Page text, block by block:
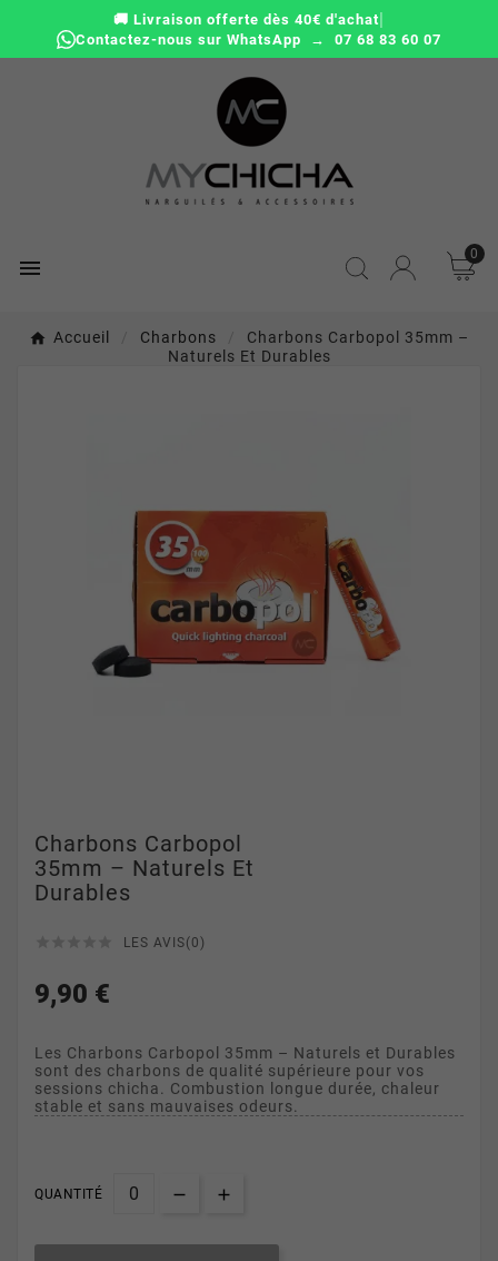
🚚 Livraison offerte dès 40€ d'achat|
Contactez-nous sur WhatsApp → 07 68 83 60 07

0
Accueil Charbons
Charbons Carbopol 35mm –
Naturels Et Durables
Charbons Carbopol
35mm – Naturels Et
Durables
LES AVIS(0)
9,90 €
Les Charbons Carbopol 35mm – Naturels et Durables
sont des charbons de qualité supérieure pour vos
sessions chicha. Combustion longue durée, chaleur
stable et sans mauvaises odeurs.
QUANTITÉ